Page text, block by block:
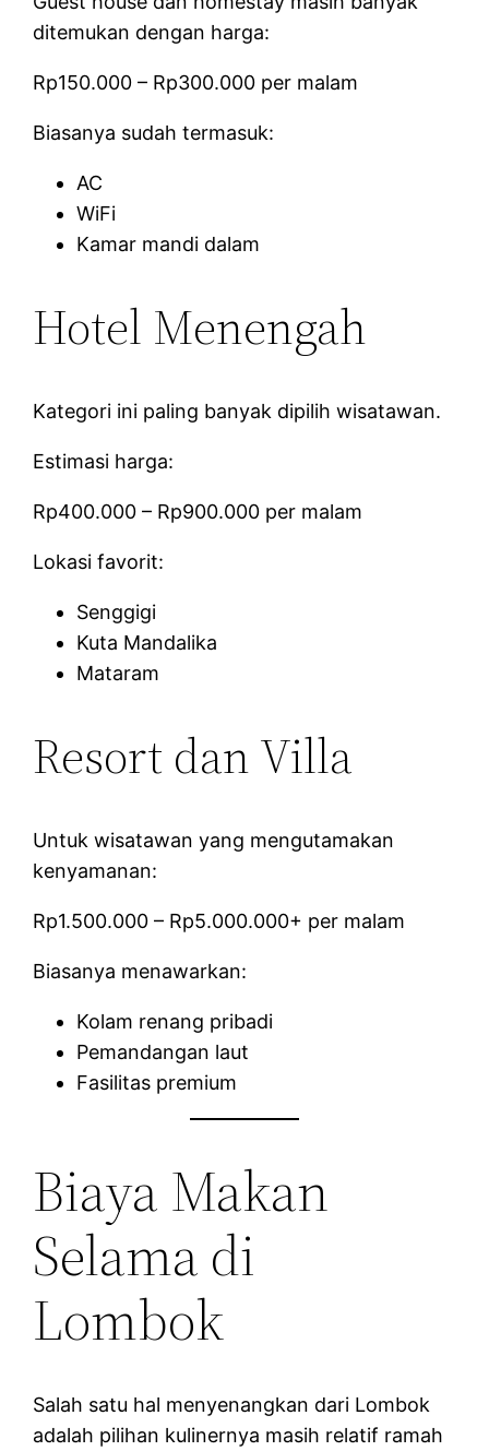
ditemukan dengan harga:
Rp150.000 – Rp300.000 per malam
Biasanya sudah termasuk:
AC
WiFi
Kamar mandi dalam
Hotel Menengah
Kategori ini paling banyak dipilih wisatawan.
Estimasi harga:
Rp400.000 – Rp900.000 per malam
Lokasi favorit:
Senggigi
Kuta Mandalika
Mataram
Resort dan Villa
Untuk wisatawan yang mengutamakan
kenyamanan:
Rp1.500.000 – Rp5.000.000+ per malam
Biasanya menawarkan:
Kolam renang pribadi
Pemandangan laut
Fasilitas premium
Biaya Makan
Selama di
Lombok
Salah satu hal menyenangkan dari Lombok
adalah pilihan kulinernya masih relatif ramah